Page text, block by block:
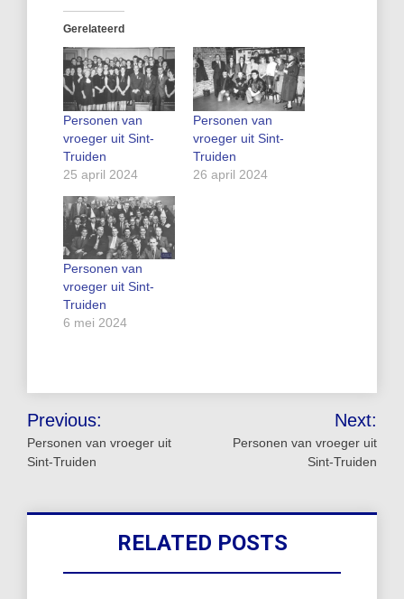
Gerelateerd
Personen van
vroeger uit Sint-
Truiden
25 april 2024
Personen van
vroeger uit Sint-
Truiden
26 april 2024
Personen van
vroeger uit Sint-
Truiden
6 mei 2024
Bericht
navigatie
Previous:
Personen van vroeger uit
Sint-Truiden
Next:
Personen van vroeger uit
Sint-Truiden
RELATED POSTS